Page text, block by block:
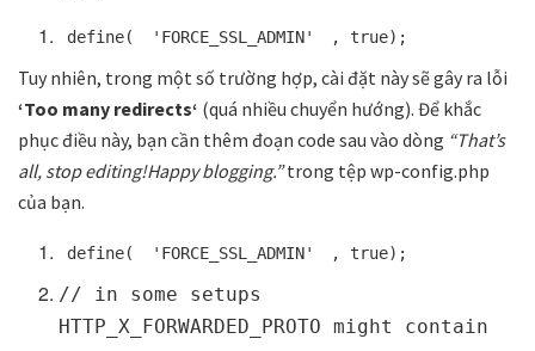
define( 'FORCE_SSL_ADMIN' , true);
Tuy nhiên, trong một số trường hợp, cài đặt này sẽ gây ra lỗi
‘Too many redirects‘ (quá nhiều chuyển hướng). Để khắc
phục điều này, bạn cần thêm đoạn code sau vào dòng “That’s
all, stop editing!Happy blogging.”trong tệp wp-config.php
của bạn.
define( 'FORCE_SSL_ADMIN' , true);
// in some setups
HTTP_X_FORWARDED_PROTO might contain